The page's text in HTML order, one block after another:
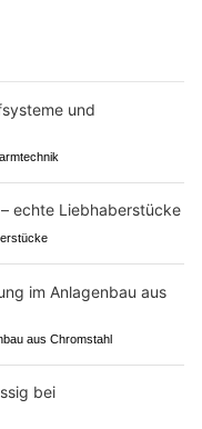
aus Chromstahl